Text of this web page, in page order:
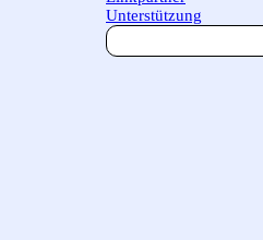
Unterstützung